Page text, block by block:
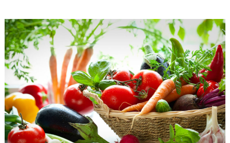
всего
огурцы
и
—